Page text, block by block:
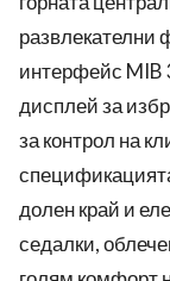
развлекателни
интерфейс MIB
дисплей за
за контрол на
долен край и
седалки,